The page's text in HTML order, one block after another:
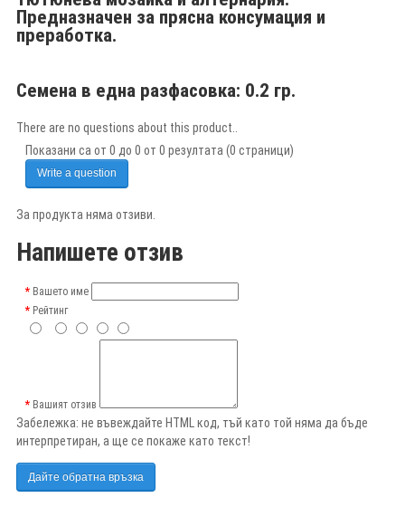
Предназначен за прясна консумация и
преработка.
Семена в една разфасовка: 0.2 гр.
There are no questions about this product..
Показани са от 0 до 0 от 0 резултата (0 страници)
Write a question
За продукта няма отзиви.
Напишете отзив
Вашето име
Рейтинг
Вашият отзив
Забележка: не въвеждайте HTML код, тъй като той няма да бъде
интерпретиран, а ще се покаже като текст!
Дайте обратна връзка